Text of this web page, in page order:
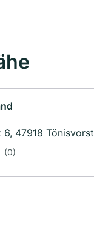
6, 47918 Tönisvorst
(0)